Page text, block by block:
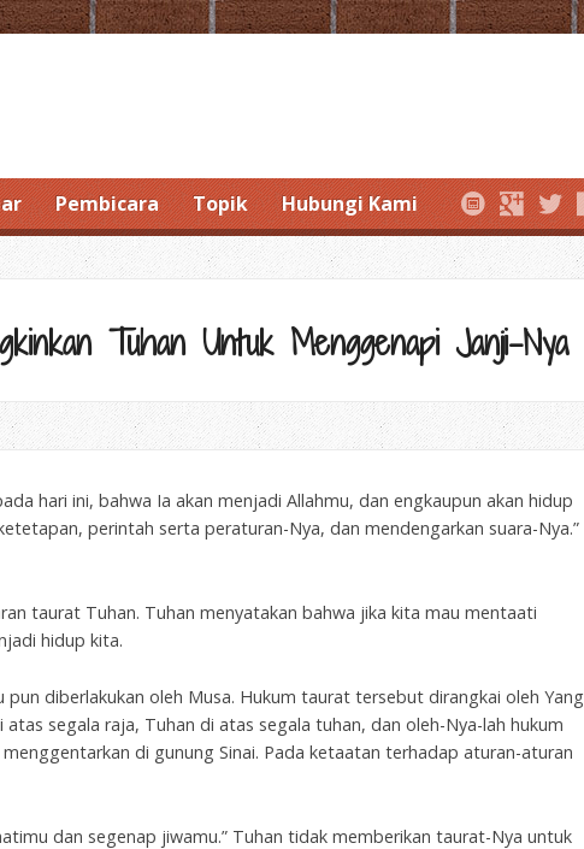
Pembicara Topik Hubungi Kami
Tuhan Untuk Menggenapi Janji-Nya
hari ini, bahwa Ia akan menjadi Allahmu, dan engkaupun akan hidup
perintah serta peraturan-Nya, dan mendengarkan suara-Nya.”
taurat Tuhan. Tuhan menyatakan bahwa jika kita mau mentaati
hidup kita.
diberlakukan oleh Musa. Hukum taurat tersebut dirangkai oleh Yang
segala raja, Tuhan di atas segala tuhan, dan oleh-Nya-lah hukum
di gunung Sinai. Pada ketaatan terhadap aturan-aturan
dan segenap jiwamu.” Tuhan tidak memberikan taurat-Nya untuk